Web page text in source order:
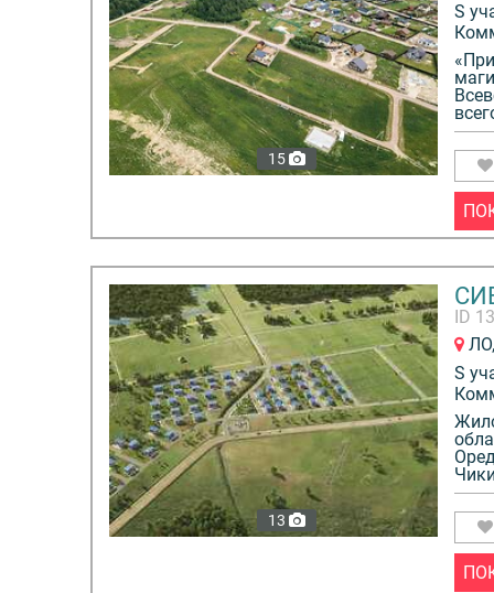
15
S
13
ID
ЛО,
S